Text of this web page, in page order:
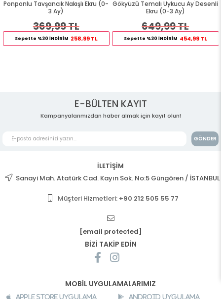
Ponponlu Tavşancık Nakışlı Ekru (0-
3 Ay)
369,99 TL
Sepette %30 İNDİRİM 258,99 TL
Gökyüzü Temalı Uykucu Ay Desenli
Ekru (0-3 Ay)
649,99 TL
Sepette %30 İNDİRİM 454,99 TL
E-BÜLTEN KAYIT
Kampanyalarımızdan haber almak için kayıt olun!
GÖNDER
İLETİŞİM
Sanayi Mah. Atatürk Cad. Kayın Sok. No:5 Güngören / İSTANBUL
Müşteri Hizmetleri: +90 212 505 55 77
[email protected]
BİZİ TAKİP EDİN
MOBİL UYGULAMALARIMIZ
Apple Store Uygulama Android Uygulama